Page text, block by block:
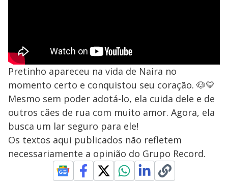
Pretinho apareceu na vida de Naira no
momento certo e conquistou seu coração. 🐶💛
Mesmo sem poder adotá-lo, ela cuida dele e de
outros cães de rua com muito amor. Agora, ela
busca um lar seguro para ele!
Os textos aqui publicados não refletem
necessariamente a opinião do Grupo Record.